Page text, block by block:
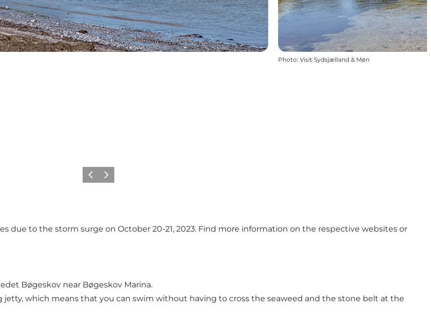
Photo: Visit Sydsjælland & Møn
PrécédentSuivant
due to the storm surge on October 20-21, 2023. Find more information on the respective websites or
Bøgeskov near Bøgeskov Marina.
which means that you can swim without having to cross the seaweed and the stone belt at the